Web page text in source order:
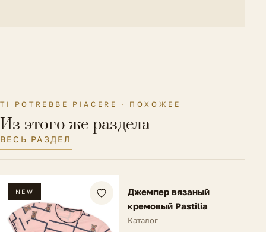
TI POTREBBE PIACERE · ПОХОЖЕЕ
Из этого же раздела
ВЕСЬ РАЗДЕЛ
NEW NEW
FV
Джемпер вязаный
кремовый Pastilia
Каталог